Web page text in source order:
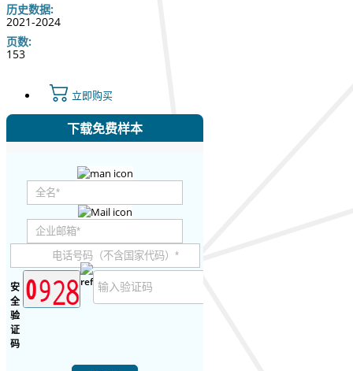
历史数据:
2021-2024
页数:
153
立即购买
下载免费样本
安
全
验
证
码